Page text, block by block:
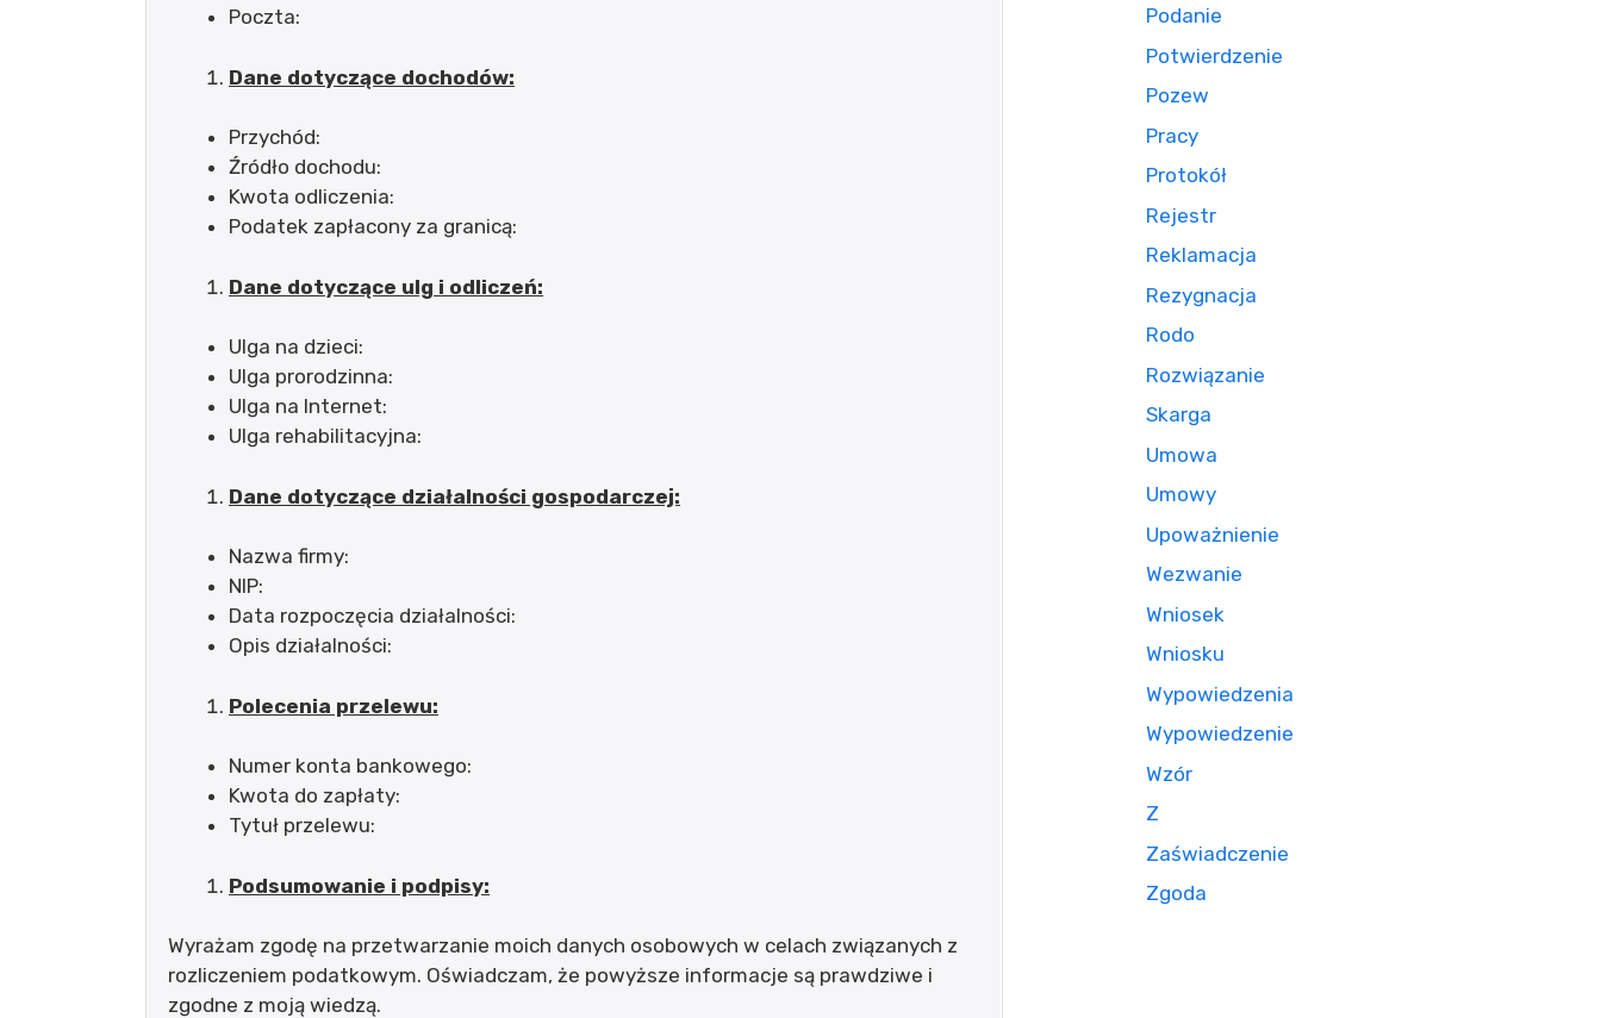
Poczta:
Dane dotyczące dochodów:
Przychód:
Źródło dochodu:
Kwota odliczenia:
Podatek zapłacony za granicą:
Dane dotyczące ulg i odliczeń:
Ulga na dzieci:
Ulga prorodzinna:
Ulga na Internet:
Ulga rehabilitacyjna:
Dane dotyczące działalności gospodarczej:
Nazwa firmy:
NIP:
Data rozpoczęcia działalności:
Opis działalności:
Polecenia przelewu:
Numer konta bankowego:
Kwota do zapłaty:
Tytuł przelewu:
Podsumowanie i podpisy:
Wyrażam zgodę na przetwarzanie moich danych osobowych w celach związanych z
rozliczeniem podatkowym. Oświadczam, że powyższe informacje są prawdziwe i
zgodne z moją wiedzą.
Podanie
Potwierdzenie
Pozew
Pracy
Protokół
Rejestr
Reklamacja
Rezygnacja
Rodo
Rozwiązanie
Skarga
Umowa
Umowy
Upoważnienie
Wezwanie
Wniosek
Wniosku
Wypowiedzenia
Wypowiedzenie
Wzór
Z
Zaświadczenie
Zgoda